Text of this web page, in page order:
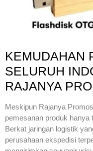
KEMUDAHAN
SELURUH
RAJANYA
Meskipun Rajanya
pemesanan produk hanya
Berkat jaringan logistik
perusahaan ekspedisi